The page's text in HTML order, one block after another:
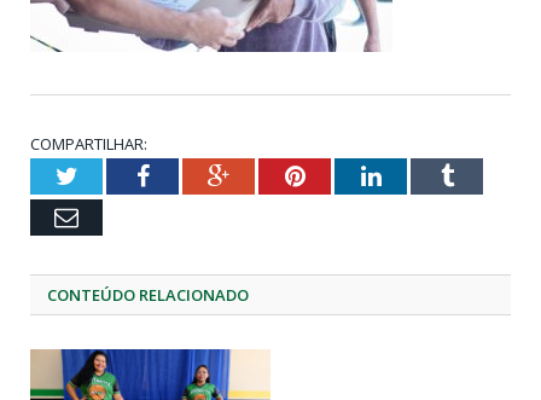
COMPARTILHAR:
TwitterFacebookGoogle+PinterestLinkedInTumblr
Email
CONTEÚDO RELACIONADO